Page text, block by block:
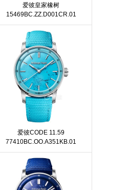
爱彼皇家橡树
15469BC.ZZ.D001CR.01
爱彼CODE 11.59
77410BC.OO.A351KB.01